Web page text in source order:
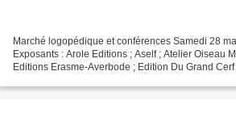
Marché logopédique et conférences Samedi 28
Exposants : Arole Editions ; Aself ; Atelier Oiseau
Editions Erasme-Averbode ; Edition Du Grand